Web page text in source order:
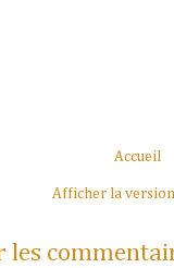
Accueil
Afficher la
les